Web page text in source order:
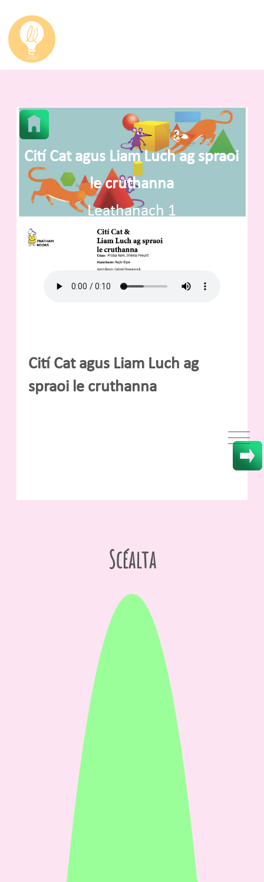
Cití Cat agus Liam Luch ag spraoi
le cruthanna
Leathanach 1
Cití Cat agus Liam Luch ag
spraoi le cruthanna
Scéalta